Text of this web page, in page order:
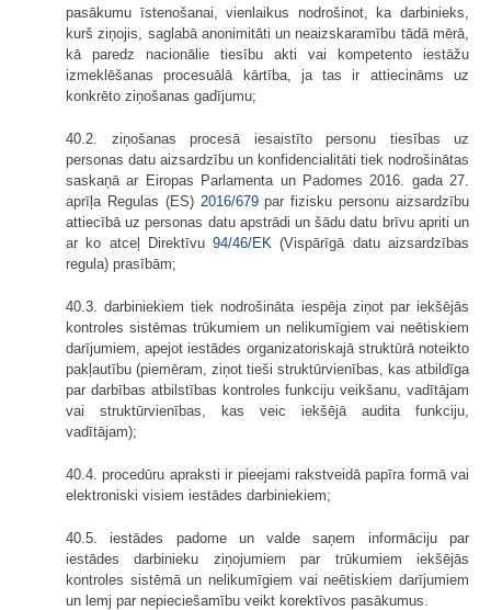
pasākumu īstenošanai, vienlaikus nodrošinot, ka darbinieks,
kurš ziņojis, saglabā anonimitāti un neaizskaramību tādā mērā,
kā paredz nacionālie tiesību akti vai kompetento iestāžu
izmeklēšanas procesuālā kārtība, ja tas ir attiecināms uz
konkrēto ziņošanas gadījumu;
40.2. ziņošanas procesā iesaistīto personu tiesības uz
personas datu aizsardzību un konfidencialitāti tiek nodrošinātas
saskaņā ar Eiropas Parlamenta un Padomes 2016. gada 27.
aprīļa Regulas (ES) 2016/679par fizisku personu aizsardzību
attiecībā uz personas datu apstrādi un šādu datu brīvu apriti un
ar ko atceļ Direktīvu94/46/EK (Vispārīgā datu aizsardzības
regula) prasībām;
40.3. darbiniekiem tiek nodrošināta iespēja ziņot par iekšējās
kontroles sistēmas trūkumiem un nelikumīgiem vai neētiskiem
darījumiem, apejot iestādes organizatoriskajā struktūrā noteikto
pakļautību (piemēram, ziņot tieši struktūrvienības, kas atbildīga
par darbības atbilstības kontroles funkciju veikšanu, vadītājam
vai struktūrvienības, kas veic iekšējā audita funkciju,
vadītājam);
40.4. procedūru apraksti ir pieejami rakstveidā papīra formā vai
elektroniski visiem iestādes darbiniekiem;
40.5. iestādes padome un valde saņem informāciju par
iestādes darbinieku ziņojumiem par trūkumiem iekšējās
kontroles sistēmā un nelikumīgiem vai neētiskiem darījumiem
un lemj par nepieciešamību veikt korektīvos pasākumus.